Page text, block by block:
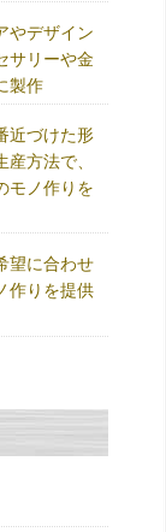
やデザイン
サリーや金
製作
近づけた形
方法で、
モノ作りを
望に合わせ
作りを提供